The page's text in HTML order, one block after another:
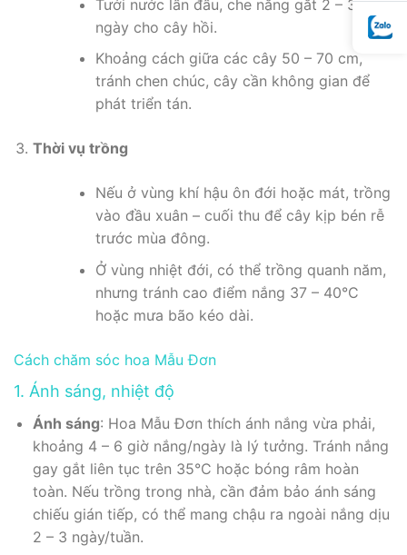
Tưới nước lần đầu, che nắng gắt 2 – 3
ngày cho cây hồi.
Khoảng cách giữa các cây 50 – 70 cm,
tránh chen chúc, cây cần không gian để
phát triển tán.
Thời vụ trồng
Nếu ở vùng khí hậu ôn đới hoặc mát, trồng
vào đầu xuân – cuối thu để cây kịp bén rễ
trước mùa đông.
Ở vùng nhiệt đới, có thể trồng quanh năm,
nhưng tránh cao điểm nắng 37 – 40°C
hoặc mưa bão kéo dài.
Cách chăm sóc hoa Mẫu Đơn
1. Ánh sáng, nhiệt độ
Ánh sáng: Hoa Mẫu Đơn thích ánh nắng vừa phải,
khoảng 4 – 6 giờ nắng/ngày là lý tưởng. Tránh nắng
gay gắt liên tục trên 35°C hoặc bóng râm hoàn
toàn. Nếu trồng trong nhà, cần đảm bảo ánh sáng
chiếu gián tiếp, có thể mang chậu ra ngoài nắng dịu
2 – 3 ngày/tuần.